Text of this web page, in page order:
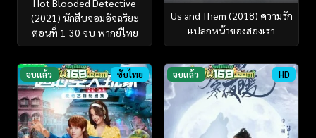
Hot Blooded Detective
(2021) นักสืบจอมอัจฉริยะ
ตอนที่ 1-30 จบ พากย์ไทย
Us and Them (2018) ความรัก
แปลกหน้าของสองเรา
จบแล้ว ซับไทย จบแล้ว HD